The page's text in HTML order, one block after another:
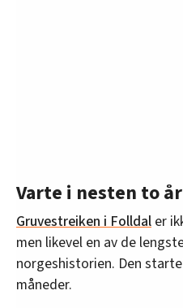
Varte i nesten to år
Gruvestreiken i Folldal er
men likevel en av de
norgeshistorien. Den
måneder.